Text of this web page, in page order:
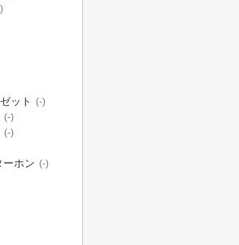
ット (-)
(-)
(-)
ーホン (-)